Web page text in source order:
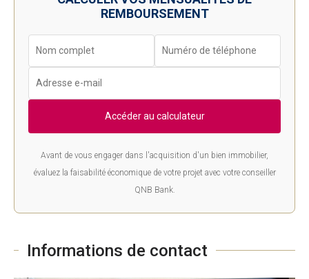
REMBOURSEMENT
Accéder au calculateur
Avant de vous engager dans l'acquisition d'un bien immobilier,
évaluez la faisabilité économique de votre projet avec votre conseiller
QNB Bank.
Informations de contact